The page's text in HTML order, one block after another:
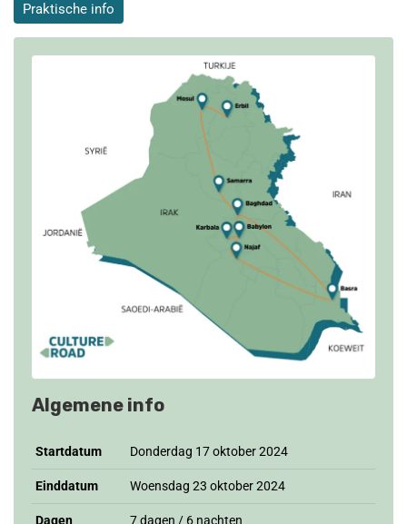
Praktische info
Algemene info
Startdatum Donderdag 17 oktober 2024
Einddatum Woensdag 23 oktober 2024
Dagen 7 dagen / 6 nachten